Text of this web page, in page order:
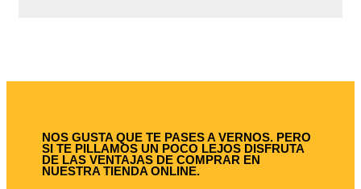
NOS GUSTA QUE TE PASES A VERNOS. PERO
SI TE PILLAMOS UN POCO LEJOS DISFRUTA
DE LAS VENTAJAS DE COMPRAR EN
NUESTRA TIENDA ONLINE.